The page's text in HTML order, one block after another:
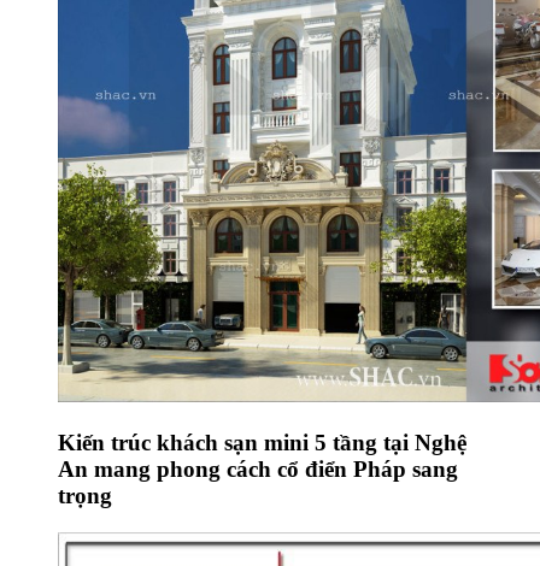
Kiến trúc khách sạn mini 5 tầng tại Nghệ
An mang phong cách cổ điển Pháp sang
trọng